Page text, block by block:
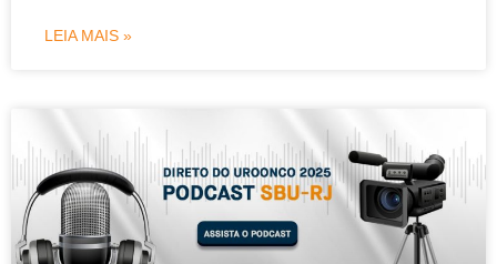
LEIA MAIS »